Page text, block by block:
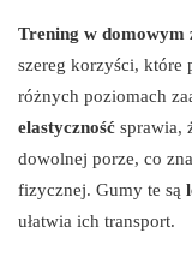
Trening w domowym
szereg korzyści, które
różnych poziomach
elastyczność sprawia,
dowolnej porze, co
fizycznej. Gumy te są
ułatwia ich transport.